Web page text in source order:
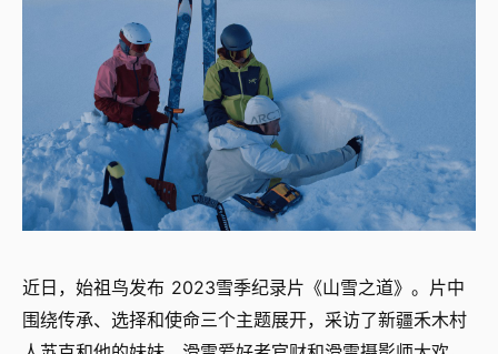
近日，始祖鸟发布 2023雪季纪录片《山雪之道》。片中
围绕传承、选择和使命三个主题展开，采访了新疆禾木村